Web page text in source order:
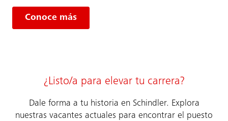
Conoce más
¿Listo/a para elevar tu carrera?
Dale forma a tu historia en Schindler. Explora
nuestras vacantes actuales para encontrar el puesto